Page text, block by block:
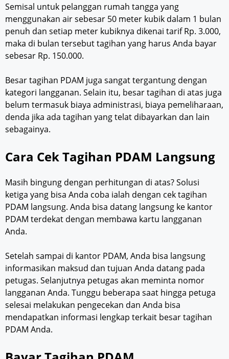
Semisal untuk pelanggan rumah tangga yang
menggunakan air sebesar 50 meter kubik dalam 1 bulan
penuh dan setiap meter kubiknya dikenai tarif Rp. 3.000,
maka di bulan tersebut tagihan yang harus Anda bayar
sebesar Rp. 150.000.
Besar tagihan PDAM juga sangat tergantung dengan
kategori langganan. Selain itu, besar tagihan di atas juga
belum termasuk biaya administrasi, biaya pemeliharaan,
denda jika ada tagihan yang telat dibayarkan dan lain
sebagainya.
Cara Cek Tagihan PDAM Langsung
Masih bingung dengan perhitungan di atas? Solusi
ketiga yang bisa Anda coba ialah dengan cek tagihan
PDAM langsung. Anda bisa datang langsung ke kantor
PDAM terdekat dengan membawa kartu langganan
Anda.
Setelah sampai di kantor PDAM, Anda bisa langsung
informasikan maksud dan tujuan Anda datang pada
petugas. Selanjutnya petugas akan meminta nomor
langganan Anda. Tunggu beberapa saat hingga petuga
selesai melakukan pengecekan dan Anda bisa
mendapatkan informasi lengkap terkait besar tagihan
PDAM Anda.